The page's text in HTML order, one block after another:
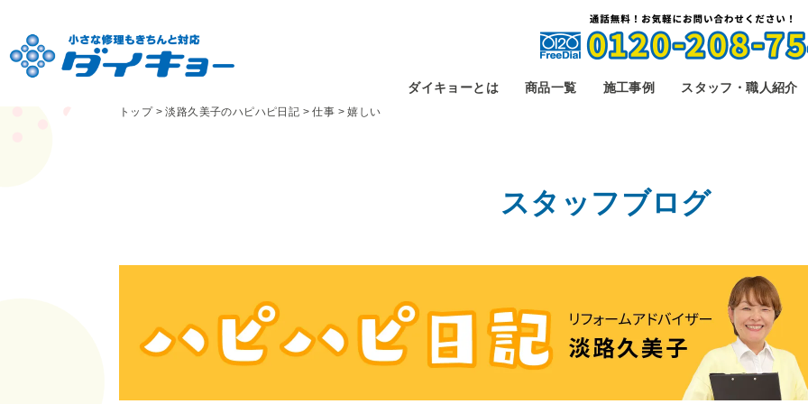
ダイキョーとは 商品一覧 施工事例 スタッフ・職人紹介
トップ>淡路久美子のハピハピ日記 >仕事 >嬉しい
スタッフブログ